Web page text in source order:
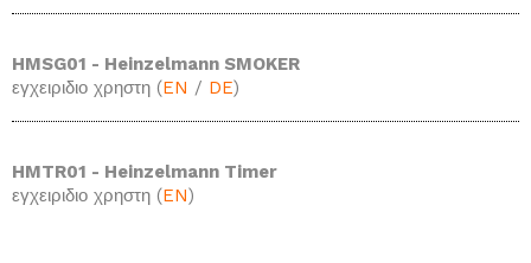
HMSG01 - Heinzelmann SMOKER
εγχειριδιο χρηστη (EN / DE)
HMTR01 - Heinzelmann Timer
εγχειριδιο χρηστη (EN)